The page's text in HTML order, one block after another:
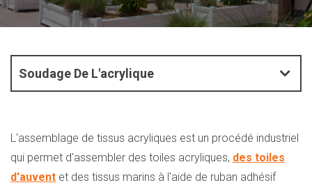
Soudage De L'acrylique
L'assemblage de tissus acryliques est un procédé industriel
qui permet d'assembler des toiles acryliques, des toiles
d'auvent et des tissus marins à l'aide de ruban adhésif